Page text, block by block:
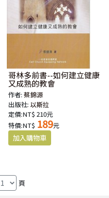
哥林多前書--如何建立健康
又成熟的教會
作者:蔡錦源
出版社:以斯拉
定價:NT$ 210元
特價:NT$ 189元
頁